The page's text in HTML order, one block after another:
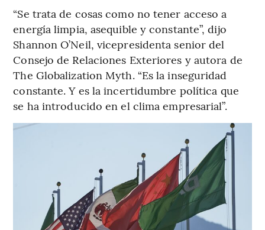
“Se trata de cosas como no tener acceso a
energía limpia, asequible y constante”, dijo
Shannon O’Neil, vicepresidenta senior del
Consejo de Relaciones Exteriores y autora de
The Globalization Myth. “Es la inseguridad
constante. Y es la incertidumbre política que
se ha introducido en el clima empresarial”.